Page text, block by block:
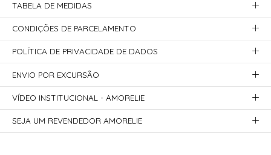
TABELA DE MEDIDAS
CONDIÇÕES DE PARCELAMENTO
POLÍTICA DE PRIVACIDADE DE DADOS
ENVIO POR EXCURSÃO
VÍDEO INSTITUCIONAL - AMORELIE
SEJA UM REVENDEDOR AMORELIE